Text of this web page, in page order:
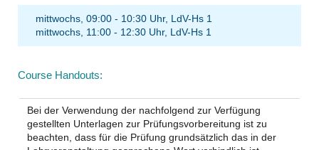
mittwochs, 09:00 - 10:30 Uhr, LdV-Hs 1
mittwochs, 11:00 - 12:30 Uhr, LdV-Hs 1
Course Handouts:
Bei der Verwendung der nachfolgend zur Verfügung
gestellten Unterlagen zur Prüfungsvorbereitung ist zu
beachten, dass für die Prüfung grundsätzlich das in der